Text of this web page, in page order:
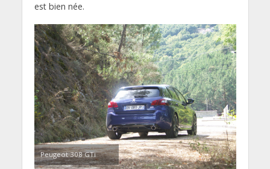
est bien née.
Peugeot 308 GTi